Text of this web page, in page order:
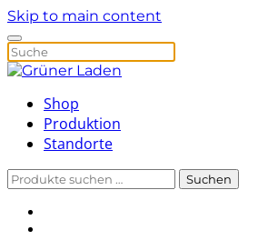
Skip to main content
Shop
Produktion
Standorte
Suchen
Suchen